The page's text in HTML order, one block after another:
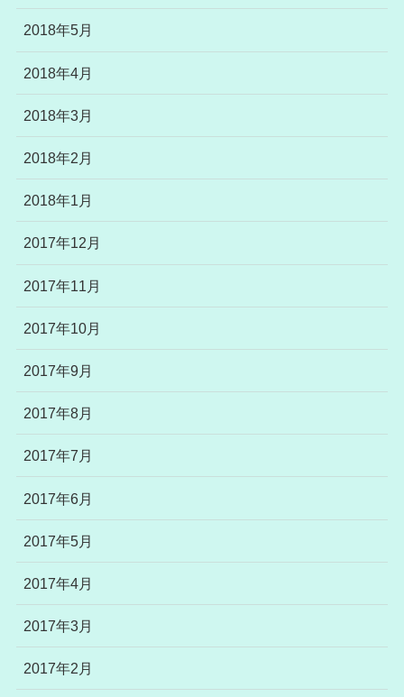
2018年5月
2018年4月
2018年3月
2018年2月
2018年1月
2017年12月
2017年11月
2017年10月
2017年9月
2017年8月
2017年7月
2017年6月
2017年5月
2017年4月
2017年3月
2017年2月